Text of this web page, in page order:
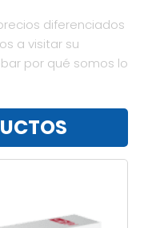
diferenciados
a visitar su
por qué somos lo